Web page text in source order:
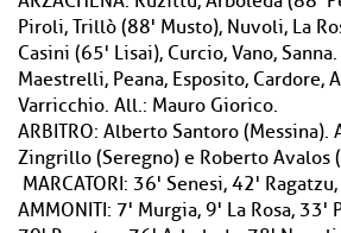
Piroli, Trillò (88' Musto), Nuvoli, La
Casini (65' Lisai), Curcio, Vano,
Maestrelli, Peana, Esposito, Cardore,
Varricchio. All.: Mauro Giorico.
ARBITRO: Alberto Santoro (Messina).
Zingrillo (Seregno) e Roberto Avalos
MARCATORI: 36' Senesi, 42'
AMMONITI: 7' Murgia, 9' La Rosa, 33'